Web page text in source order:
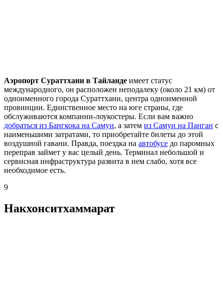
Аэропорт Сураттхани в Тайланде имеет статус
международного, он расположен неподалеку (около 21 км) от
одноименного города Сураттхани, центра одноименной
провинции. Единственное место на юге страны, где
обслуживаются компании-лоукостеры. Если вам важно
добраться из Бангкока на Самуи, а затем из Самуи на Панган с
наименьшими затратами, то приобретайте билеты до этой
воздушной гавани. Правда, поездка на автобусе до паромных
переправ займет у вас целый день. Терминал небольшой и
сервисная инфраструктура развита в нем слабо, хотя все
необходимое есть.
9
Накхонситхаммарат